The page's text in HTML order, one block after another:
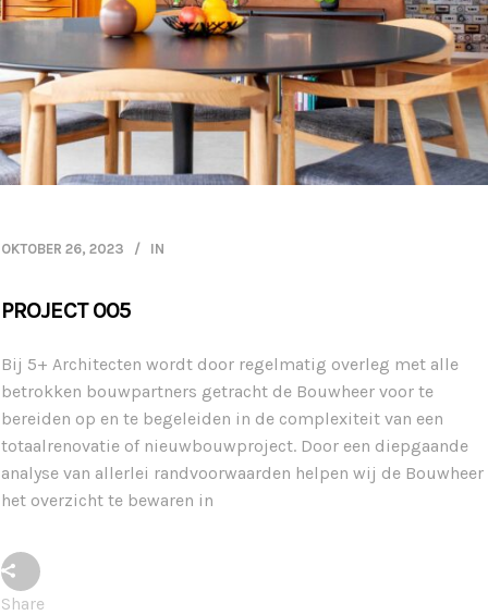
OKTOBER 26, 2023 IN
PROJECT 005
Bij 5+ Architecten wordt door regelmatig overleg met alle
betrokken bouwpartners getracht de Bouwheer voor te
bereiden op en te begeleiden in de complexiteit van een
totaalrenovatie of nieuwbouwproject. Door een diepgaande
analyse van allerlei randvoorwaarden helpen wij de Bouwheer
het overzicht te bewaren in
Share